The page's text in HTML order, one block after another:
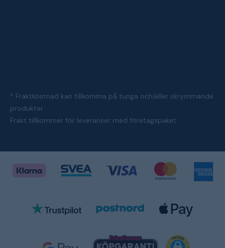
* Fraktkostnad kan tillkomma på tunga och/eller skrymmande
produkter
Frakt tillkommer för leveranser med företagspaket